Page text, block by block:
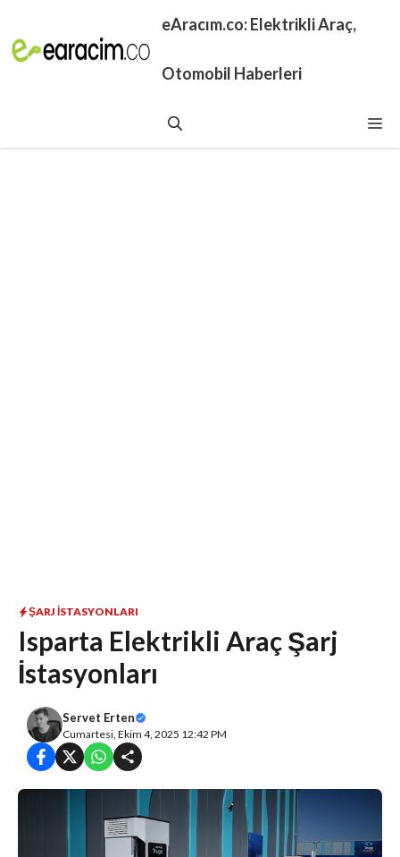
eAracım.co: Elektrikli Araç,
Otomobil Haberleri
ŞARJ İSTASYONLARI
Isparta Elektrikli Araç Şarj
İstasyonları
Servet Erten
Cumartesi, Ekim 4, 2025 12:42 PM